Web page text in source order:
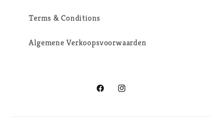
Terms & Conditions
Algemene Verkoopsvoorwaarden
FacebookInstagram